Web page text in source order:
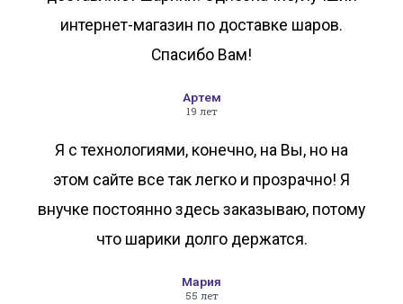
интернет-магазин по доставке шаров.
Спасибо Вам!
Артем
19 лет
Я с технологиями, конечно, на Вы, но на
этом сайте все так легко и прозрачно! Я
внучке постоянно здесь заказываю, потому
что шарики долго держатся.
Мария
55 лет